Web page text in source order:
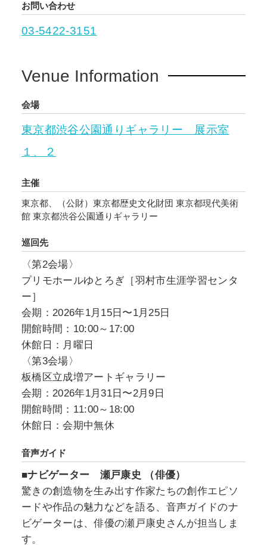
お問い合わせ
03-5422-3151
Venue Information
会場
東京都渋谷公園通りギャラリー 展示室
１、２
主催
東京都、（公財）東京都歴史文化財団 東京都現代美術
館 東京都渋谷公園通りギャラリー
巡回先
〈第2会場〉
プリモホールゆとろぎ［羽村市生涯学習センタ
ー］
会期：2026年1月15日〜1月25日
開館時間：10:00～17:00
休館日：月曜日
〈第3会場〉
板橋区立成増アートギャラリー
会期：2026年1月31日〜2月9日
開館時間：11:00～18:00
休館日：会期中無休
音声ガイド
■ナビゲーター 瀬戸康史 （俳優）
驚きの創造物を生み出す作家たちの創作エピソ
ードや作品の魅力などを語る、音声ガイドのナ
ビゲーターは、俳優の瀬戸康史さんが担当しま
す。